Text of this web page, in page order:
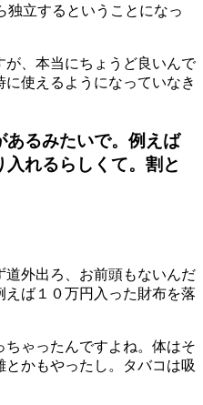
独立するということになっ
、本当にちょうど良いんで
使えるようになっていなき
あるみたいで。例えば
れるらしくて。割と
外出ろ、お前頭もないんだ
えば１０万円入った財布を落
ゃったんですよね。体はそ
かもやったし。タバコは吸